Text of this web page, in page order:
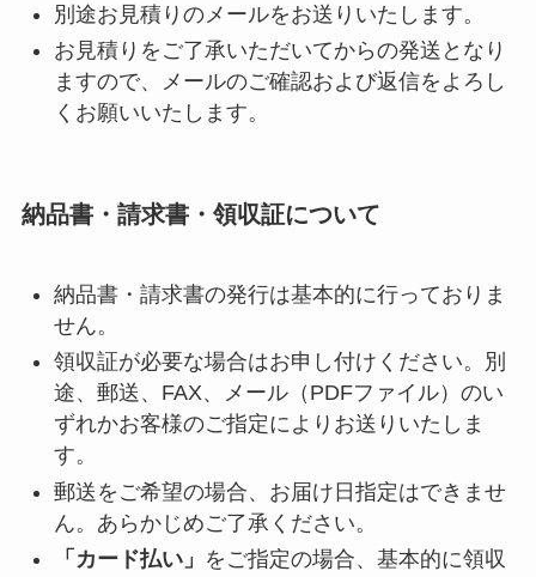
別途お見積りのメールをお送りいたします。
お見積りをご了承いただいてからの発送となり
ますので、メールのご確認および返信をよろし
くお願いいたします。
納品書・請求書・領収証について
納品書・請求書の発行は基本的に行っておりま
せん。
領収証が必要な場合はお申し付けください。別
途、郵送、FAX、メール（PDFファイル）のい
ずれかお客様のご指定によりお送りいたしま
す。
郵送をご希望の場合、お届け日指定はできませ
ん。あらかじめご了承ください。
「カード払い」 をご指定の場合、基本的に領収